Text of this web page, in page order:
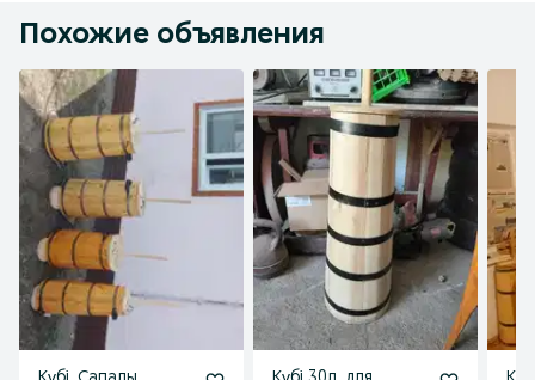
Похожие объявления